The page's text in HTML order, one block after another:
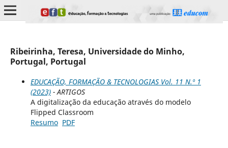
Ribeirinha, Teresa, Universidade do Minho,
Portugal, Portugal
EDUCAÇÃO, FORMAÇÃO & TECNOLOGIAS Vol. 11 N.º 1
(2023)- ARTIGOS
A digitalização da educação através do modelo
Flipped Classroom
Resumo PDF